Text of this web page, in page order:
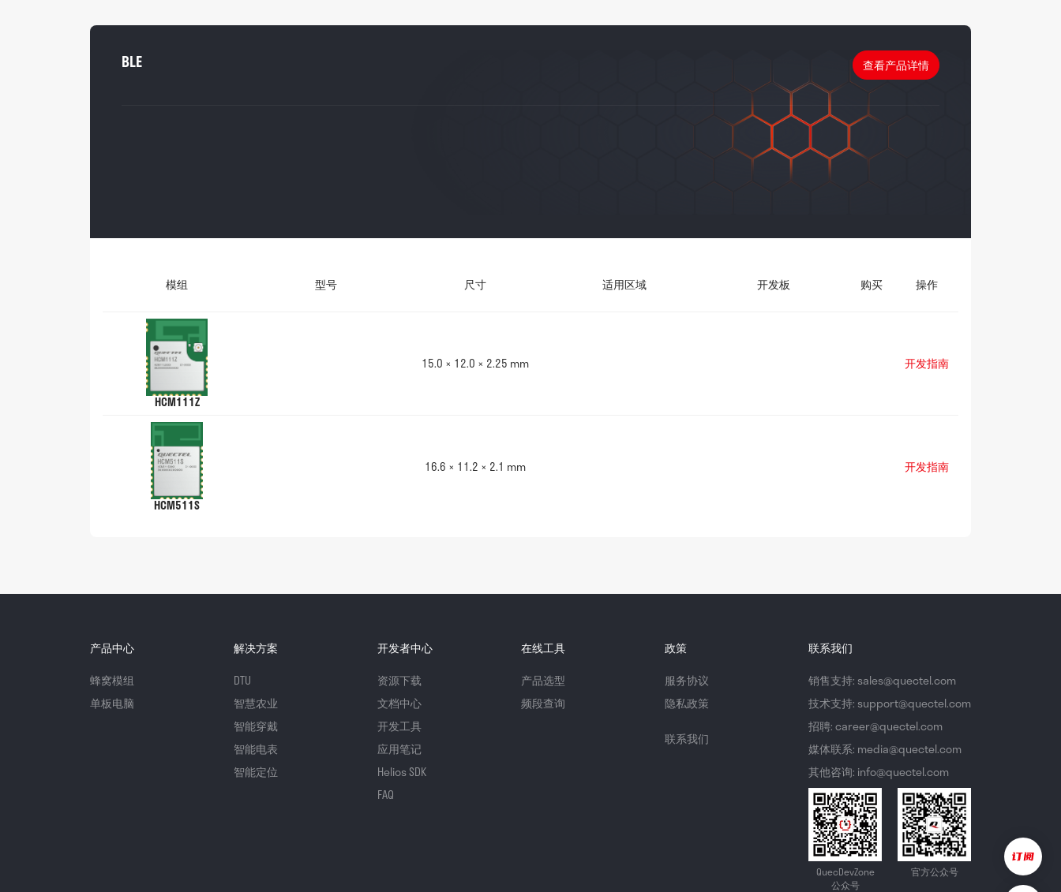
BLE 查看产品详情
模组 型号 尺寸 适用区域 开发板 购买 操作
HCM111Z
15.0 × 12.0 × 2.25 mm 开发指南
HCM511S
16.6 × 11.2 × 2.1 mm 开发指南
产品中心
蜂窝模组
单板电脑
解决方案
DTU
智慧农业
智能穿戴
智能电表
智能定位
开发者中心
资源下载
文档中心
开发工具
应用笔记
Helios SDK
FAQ
在线工具
产品选型
频段查询
政策
服务协议
隐私政策
联系我们
联系我们
销售支持: sales@quectel.com
技术支持: support@quectel.com
招聘: career@quectel.com
媒体联系: media@quectel.com
其他咨询: info@quectel.com
QuecDevZone
公众号
官方公众号